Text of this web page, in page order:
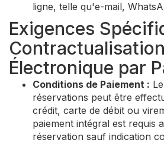
ligne, telle qu'e-mail,
Exigences
Contractualisation
Électronique par
Conditions de Paiement :
réservations peut être
crédit, carte de débit ou
paiement intégral est requis
réservation sauf indication